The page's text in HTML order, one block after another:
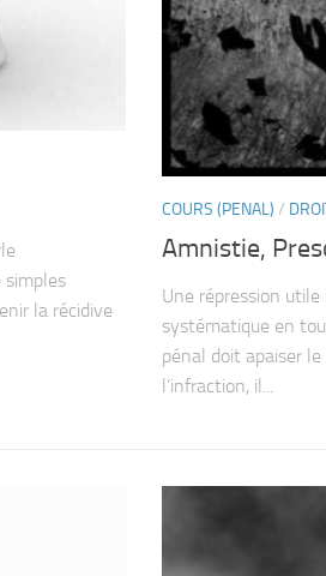
simples
la récidive
COURS (PENAL) /
Amnistie,
Une répression utile
systématique en
pénal doit apaiser
l’infraction, il...